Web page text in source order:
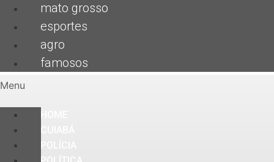
mato grosso
esportes
agro
famosos
Menu